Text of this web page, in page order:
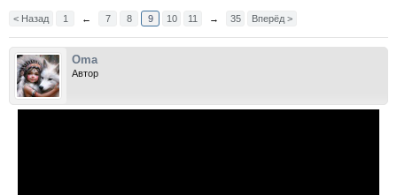
< Назад 1 ← 7 8 9 10 11 → 35 Вперёд >
Oma
Автор